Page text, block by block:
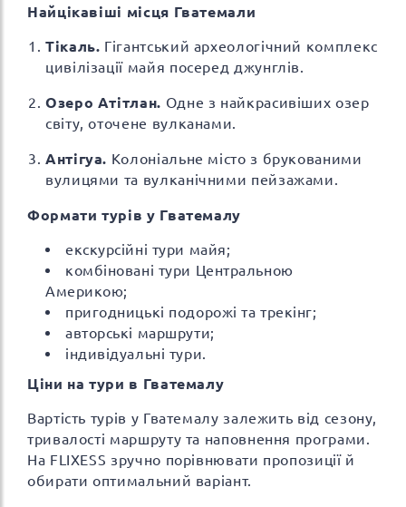
Найцікавіші місця Гватемали
Тікаль. Гігантський археологічний комплекс
цивілізації майя посеред джунглів.
Озеро Атітлан. Одне з найкрасивіших озер
світу, оточене вулканами.
Антігуа. Колоніальне місто з брукованими
вулицями та вулканічними пейзажами.
Формати турів у Гватемалу
екскурсійні тури майя;
комбіновані тури Центральною
Америкою;
пригодницькі подорожі та трекінг;
авторські маршрути;
індивідуальні тури.
Ціни на тури в Гватемалу
Вартість турів у Гватемалу залежить від сезону,
тривалості маршруту та наповнення програми.
На FLIXESS зручно порівнювати пропозиції й
обирати оптимальний варіант.